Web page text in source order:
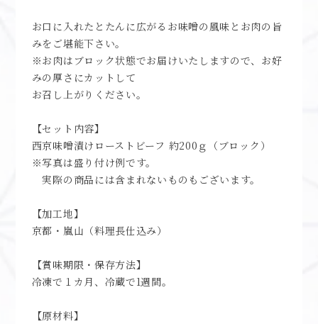
お口に入れたとたんに広がるお味噌の風味とお肉の旨
みをご堪能下さい。
※お肉はブロック状態でお届けいたしますので、お好
みの厚さにカットして
お召し上がりください。
【セット内容】
西京味噌漬けローストビーフ 約200ｇ（ブロック）
※写真は盛り付け例です。
実際の商品には含まれないものもございます。
【加工地】
京都・嵐山（料理長仕込み）
【賞味期限・保存方法】
冷凍で１カ月、冷蔵で1週間。
【原材料】